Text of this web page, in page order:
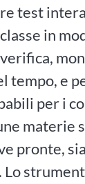
test
in
tempo, e
per i
materie
pronte,
Lo